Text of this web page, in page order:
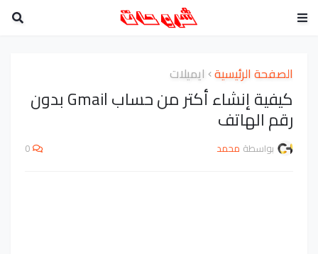
الصفحة الرئيسية ايميلات
كيفية إنشاء أكتر من حساب Gmail بدون
رقم الهاتف
بواسطة محمد 0